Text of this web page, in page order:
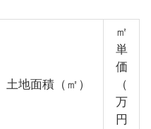
土地面積（㎡）
㎡
単
価
（
万
円